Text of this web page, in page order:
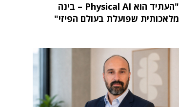
"העתיד הוא Physical AI – בינה
מלאכותית שפועלת בעולם הפיזי"